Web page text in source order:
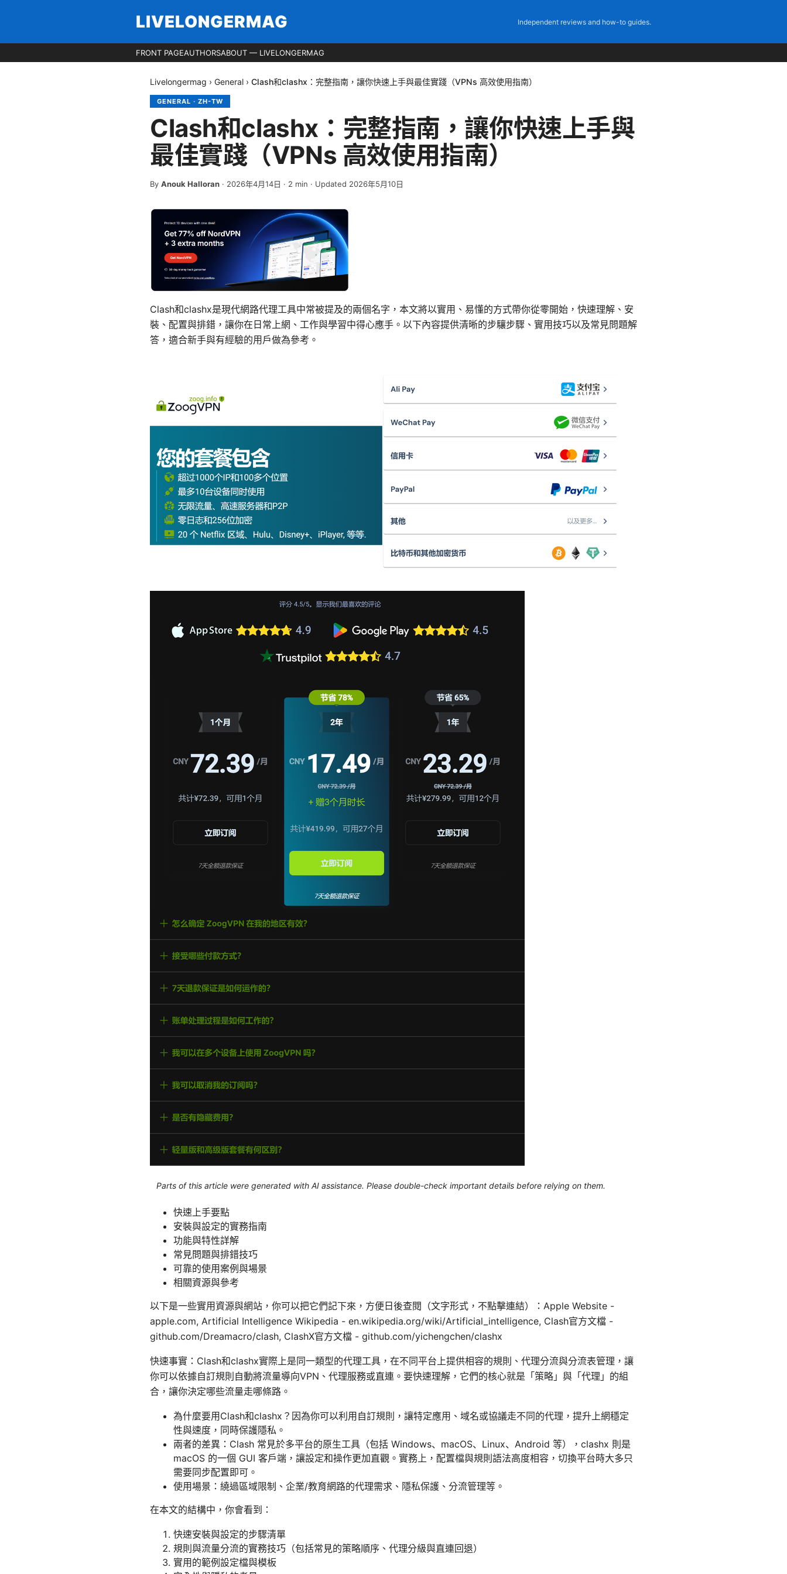
LIVELONGERMAG Independent reviews and how-to guides.
FRONT PAGEAUTHORSABOUT — LIVELONGERMAG
Livelongermag › General › Clash和clashx：完整指南，讓你快速上手與最佳實踐（VPNs 高效使用指南）
GENERAL · ZH-TW
Clash和clashx：完整指南，讓你快速上手與
最佳實踐（VPNs 高效使用指南）
By Anouk Halloran · 2026年4月14日 · 2 min · Updated 2026年5月10日
Clash和clashx是現代網路代理工具中常被提及的兩個名字，本文將以實用、易懂的方式帶你從零開始，快速理解、安
裝、配置與排錯，讓你在日常上網、工作與學習中得心應手。以下內容提供清晰的步驤步驟、實用技巧以及常見問題解
答，適合新手與有經驗的用戶做為參考。
Parts of this article were generated with AI assistance. Please double-check important details before relying on them.
快速上手要點
安裝與設定的實務指南
功能與特性詳解
常見問題與排錯技巧
可靠的使用案例與場景
相關資源與參考
以下是一些實用資源與網站，你可以把它們記下來，方便日後查閱（文字形式，不點擊連結）：Apple Website -
apple.com, Artificial Intelligence Wikipedia - en.wikipedia.org/wiki/Artificial_intelligence, Clash官方文檔 -
github.com/Dreamacro/clash, ClashX官方文檔 - github.com/yichengchen/clashx
快速事實：Clash和clashx實際上是同一類型的代理工具，在不同平台上提供相容的規則、代理分流與分流表管理，讓
你可以依據自訂規則自動將流量導向VPN、代理服務或直連。要快速理解，它們的核心就是「策略」與「代理」的組
合，讓你決定哪些流量走哪條路。
為什麼要用Clash和clashx？因為你可以利用自訂規則，讓特定應用、域名或協議走不同的代理，提升上網穩定
性與速度，同時保護隱私。
兩者的差異：Clash 常見於多平台的原生工具（包括 Windows、macOS、Linux、Android 等），clashx 則是
macOS 的一個 GUI 客戶端，讓設定和操作更加直觀。實務上，配置檔與規則語法高度相容，切換平台時大多只
需要同步配置即可。
使用場景：繞過區域限制、企業/教育網路的代理需求、隱私保護、分流管理等。
在本文的結構中，你會看到：
快速安裝與設定的步驟清單
規則與流量分流的實務技巧（包括常見的策略順序、代理分級與直連回退）
實用的範例設定檔與模板